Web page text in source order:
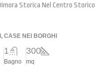
Storica Nel Centro Storico
CASE NEI BORGHI
1
Bagno
300
mq